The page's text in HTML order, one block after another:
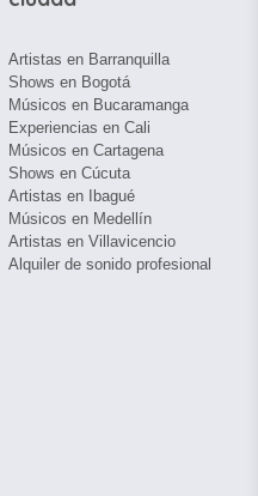
Artistas en Barranquilla
Shows en Bogotá
Músicos en Bucaramanga
Experiencias en Cali
Músicos en Cartagena
Shows en Cúcuta
Artistas en Ibagué
Músicos en Medellín
Artistas en Villavicencio
Alquiler de sonido profesional